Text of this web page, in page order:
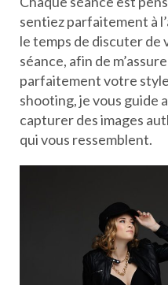
sentiez parfaitement à
le temps de discuter de
séance, afin de
parfaitement votre
shooting, je vous guide
capturer des images
qui vous ressemblent.